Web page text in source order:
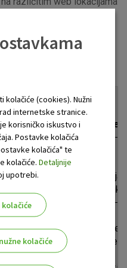
takozvani kolačići treće
posebnih online
Google AdWords ili
Namjena
kolačića
Trajanje
Omogućavanje
normalnog
funkcioniranja
zatvaranja
preglednika
Sadržava
postavke koje
korisnik
slijedeće
izmjene
kolačiće (cookies). Nužni
internetske stranice.
korisničko iskustvo i
Postavke kolačića
kolačića" te
kolačiće. Detaljnije
upotrebi.
kolačiće